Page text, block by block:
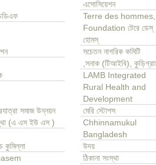
এসোসিয়েশন
Terre des hommes,
Foundation টেরে ডেস্
হোমস্
সচেতন নাগরিক কমিটি
,সনাক (টিআইবি),
LAMB Integrated
Rural Health and
Development
সমাজ উন্নয়ন
(এ এস ইউ এস )
মেরি স্টোপস
Chhinnamukul
Bangladesh
কুমিল্লা
উদয়
ঠিকানা সংস্থা